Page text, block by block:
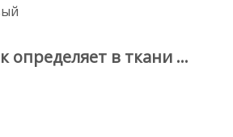
определяет в ткани ...